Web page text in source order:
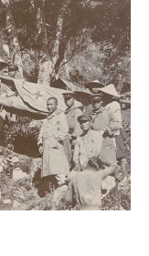
隊寫真帖》瞭解
前述的臺灣第二
一守備司令部改
由臺灣軍司令部